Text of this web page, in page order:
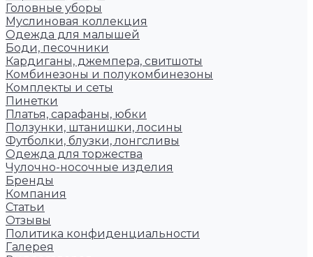
Головные уборы
Муслиновая коллекция
Одежда для малышей
Боди, песочники
Кардиганы, джемпера, свитшоты
Комбинезоны и полукомбинезоны
Комплекты и сеты
Пинетки
Платья, сарафаны, юбки
Ползунки, штанишки, лосины
Футболки, блузки, лонгсливы
Одежда для торжества
Чулочно-носочные изделия
Бренды
Компания
Статьи
Отзывы
Политика конфиденциальности
Галерея